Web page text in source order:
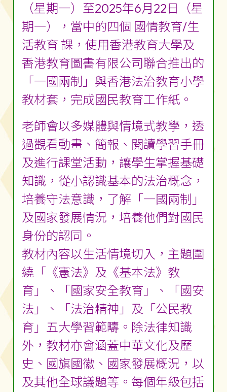
（星期一）至2025年6月22日（星
期一），當中的四個 國情教育/生
活教育 課，使用香港教育大學及
香港教育圖書有限公司聯合推出的
「一國兩制」與香港法治教育小學
教材套，完成國民教育工作紙。
老師會以多媒體與情境式教學，透
過觀看動畫、簡報、閱讀學習手冊
及進行課堂活動，讓學生掌握基礎
知識，從小認識基本的法治概念，
培養守法意識，了解「一國兩制」
及國家發展情況，培養他們對國民
身份的認同。
教材內容以生活情境切入，主題圍
繞「《憲法》及《基本法》教
育」、「國家安全教育」、「國安
法」、「法治精神」及「公民教
育」五大學習範疇。除法律知識
外，教材亦會涵蓋中華文化及歷
史、國旗國徽、國家發展概況，以
及其他全球議題等。每個年級包括